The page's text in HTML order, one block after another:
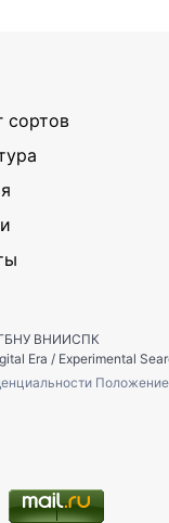
сортов
ВНИИСПК
Era / Experimental